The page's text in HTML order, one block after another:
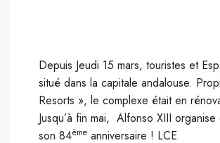
Depuis Jeudi 15 mars, touristes et
situé dans la capitale andalouse.
Resorts », le complexe était en
Jusqu’à fin mai, Alfonso XIII
son 84ème anniversaire ! LCE